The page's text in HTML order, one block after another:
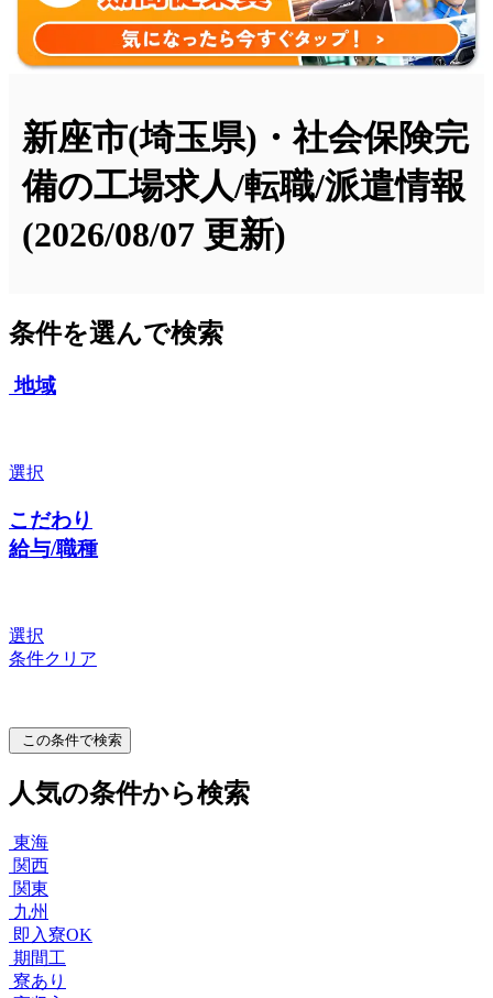
新座市(埼玉県)・社会保険完
備の工場求人/転職/派遣情報
(2026/08/07 更新)
条件を選んで検索
地域
選択
こだわり
給与/職種
選択
条件クリア
この条件で検索
人気の条件から検索
東海
関西
関東
九州
即入寮OK
期間工
寮あり